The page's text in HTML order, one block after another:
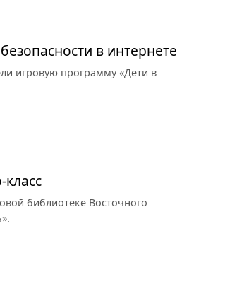
в интернете
игровую программу «Дети в
библиотеке Восточного